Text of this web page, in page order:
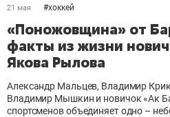
21 мая #хоккей
«Поножовщина» от
факты из жизни
Якова Рылова
Александр Мальцев, Владимир
Владимир Мышкин и новичок «Ак
спортсменов объединяет одно –